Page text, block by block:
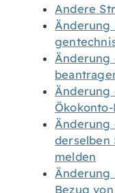
Andere
Änderung
Änderung
Änderung
Änderung
derselben
melden
Änderung
Bezug